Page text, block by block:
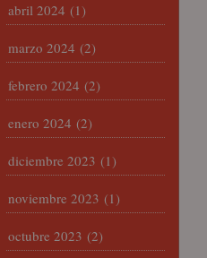
abril 2024 (1)
marzo 2024 (2)
febrero 2024 (2)
enero 2024 (2)
diciembre 2023 (1)
noviembre 2023 (1)
octubre 2023 (2)